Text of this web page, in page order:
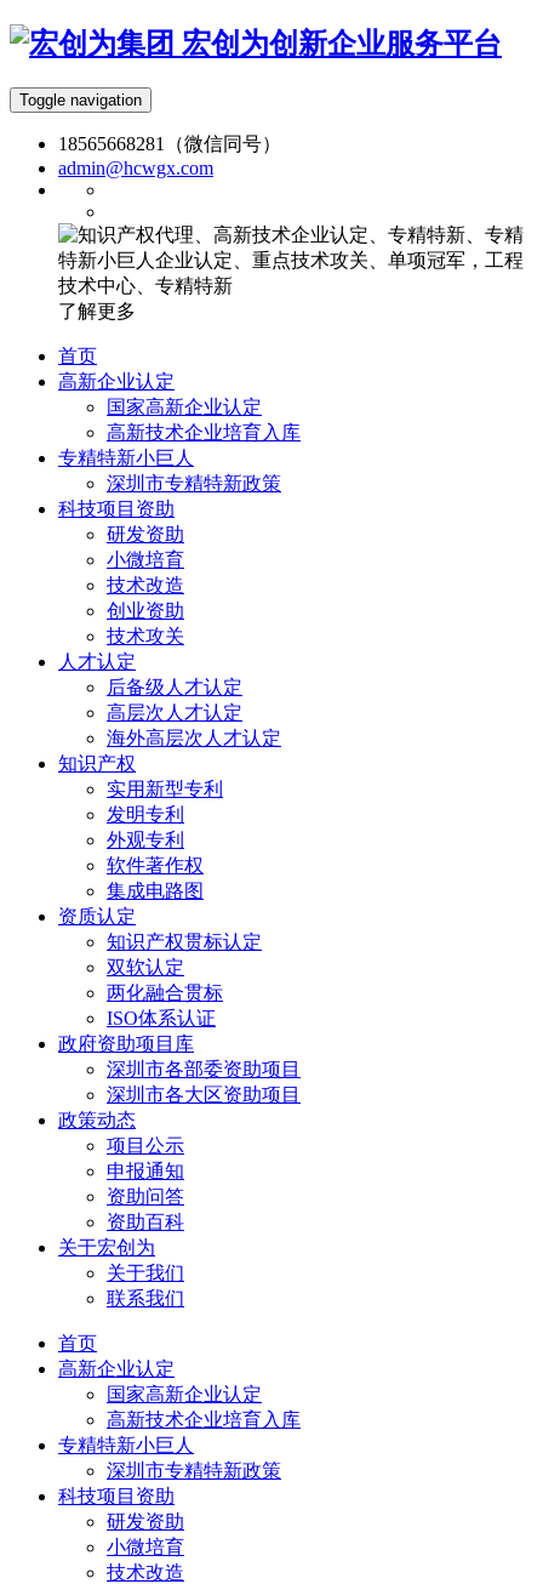
宏创为创新企业服务平台
Toggle navigation
18565668281（微信同号）
admin@hcwgx.com
了解更多
首页
高新企业认定
国家高新企业认定
高新技术企业培育入库
专精特新小巨人
深圳市专精特新政策
科技项目资助
研发资助
小微培育
技术改造
创业资助
技术攻关
人才认定
后备级人才认定
高层次人才认定
海外高层次人才认定
知识产权
实用新型专利
发明专利
外观专利
软件著作权
集成电路图
资质认定
知识产权贯标认定
双软认定
两化融合贯标
ISO体系认证
政府资助项目库
深圳市各部委资助项目
深圳市各大区资助项目
政策动态
项目公示
申报通知
资助问答
资助百科
关于宏创为
关于我们
联系我们
首页
高新企业认定
国家高新企业认定
高新技术企业培育入库
专精特新小巨人
深圳市专精特新政策
科技项目资助
研发资助
小微培育
技术改造